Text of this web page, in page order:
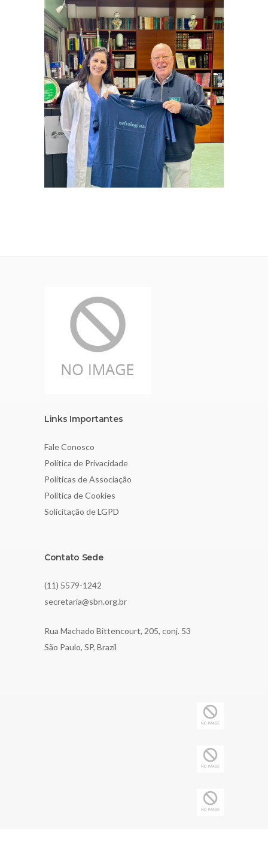
Links Importantes
Fale Conosco
Política de Privacidade
Políticas de Associação
Política de Cookies
Solicitação de LGPD
Contato Sede
(11) 5579-1242
secretaria@sbn.org.br
Rua Machado Bittencourt, 205, conj. 53
São Paulo, SP, Brazil